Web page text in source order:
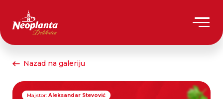
Nazad na galeriju
Majstor: Aleksandar Stevović